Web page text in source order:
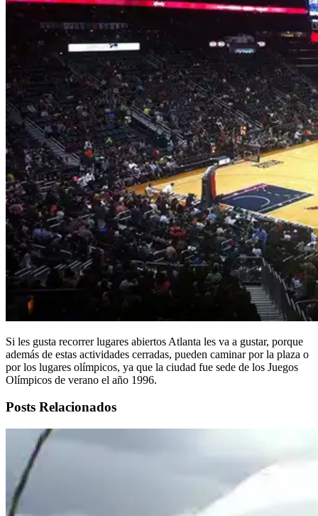
Si les gusta recorrer lugares abiertos Atlanta les va a gustar, porque
además de estas actividades cerradas, pueden caminar por la plaza o
por los lugares olímpicos, ya que la ciudad fue sede de los Juegos
Olímpicos de verano el año 1996.
Posts Relacionados